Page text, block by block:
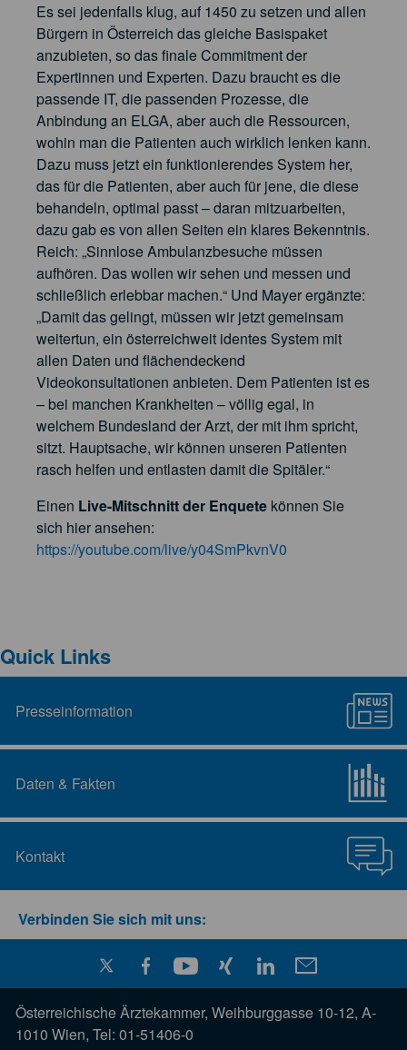
Es sei jedenfalls klug, auf 1450 zu setzen und allen
Bürgern in Österreich das gleiche Basispaket
anzubieten, so das finale Commitment der
Expertinnen und Experten. Dazu braucht es die
passende IT, die passenden Prozesse, die
Anbindung an ELGA, aber auch die Ressourcen,
wohin man die Patienten auch wirklich lenken kann.
Dazu muss jetzt ein funktionierendes System her,
das für die Patienten, aber auch für jene, die diese
behandeln, optimal passt – daran mitzuarbeiten,
dazu gab es von allen Seiten ein klares Bekenntnis.
Reich: „Sinnlose Ambulanzbesuche müssen
aufhören. Das wollen wir sehen und messen und
schließlich erlebbar machen.“ Und Mayer ergänzte:
„Damit das gelingt, müssen wir jetzt gemeinsam
weitertun, ein österreichweit identes System mit
allen Daten und flächendeckend
Videokonsultationen anbieten. Dem Patienten ist es
– bei manchen Krankheiten – völlig egal, in
welchem Bundesland der Arzt, der mit ihm spricht,
sitzt. Hauptsache, wir können unseren Patienten
rasch helfen und entlasten damit die Spitäler.“
Einen Live-Mitschnitt der Enquete können Sie
sich hier ansehen:
https://youtube.com/live/y04SmPkvnV0
Quick Links
Presseinformation
Daten & Fakten
Kontakt
Verbinden Sie sich mit uns:
Österreichische Ärztekammer, Weihburggasse 10-12, A-
1010 Wien, Tel: 01-51406-0